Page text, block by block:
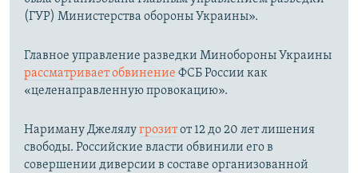
(ГУР) Министерства обороны Украины».
Главное управление разведки Минобороны Украины
рассматривает обвинение ФСБ России как
«целенаправленную провокацию».
Нариману Джелялугрозитот 12 до 20 лет лишения
свободы. Российские власти обвинили его в
совершении диверсии в составе организованной